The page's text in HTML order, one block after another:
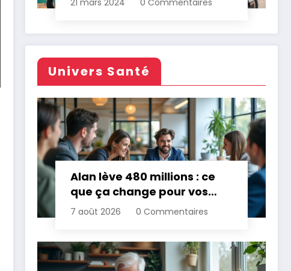
21 mars 2024 0 Commentaires
Univers Santé
Alan lève 480 millions : ce
que ça change pour vos
assurances
7 août 2026 0 Commentaires